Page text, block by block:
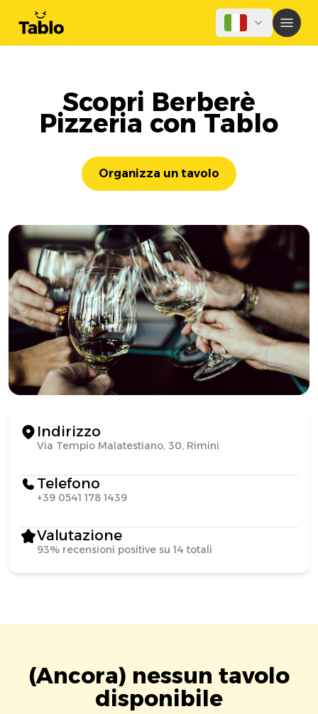
Scopri Berberè
Pizzeria con Tablo
Organizza un tavolo
Indirizzo
Via Tempio Malatestiano, 30, Rimini
Telefono
+39 0541 178 1439
Valutazione
93% recensioni positive su 14 totali
(Ancora) nessun tavolo
disponibile